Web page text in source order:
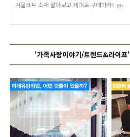
겨울코트 소재 알아보고 제대로 구매하자! (0)
'가족사랑이야기/트렌드&라이프'